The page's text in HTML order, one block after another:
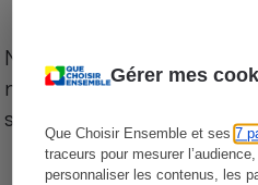
Gérer mes
Que Choisir Ensemble et ses7
traceurs pour mesurer
personnaliser les contenus, les
Notre comparateur de
niveau de prix des
sur le territoire français.